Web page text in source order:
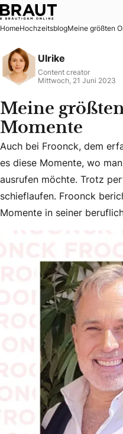
Meine größten OMG-
HomeHochzeitsblogMeine größten
Ulrike
Content creator
Mittwoch, 21 Juni 2023
Meine
Momente
Auch bei Froonck, dem
Auch bei Froonck, dem
es diese Momente, wo
ausrufen möchte. Trotz
schieflaufen. Froonck
Momente in seiner